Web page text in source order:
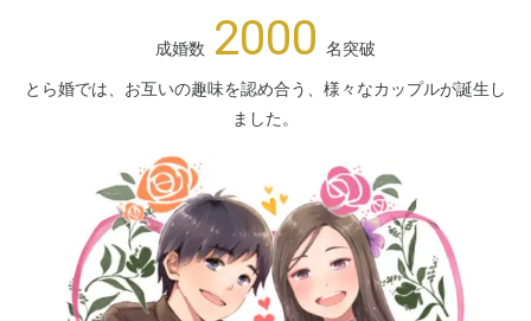
成婚数 2000 名突破
とら婚では、お互いの趣味を認め合う、様々なカップルが誕生し
ました。